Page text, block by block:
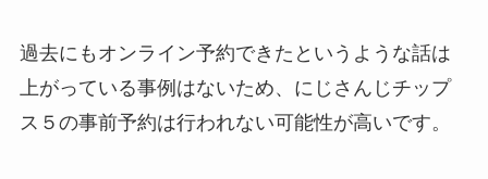
過去にもオンライン予約できたというような話は
上がっている事例はないため、にじさんじチップ
ス５の事前予約は行われない可能性が高いです。